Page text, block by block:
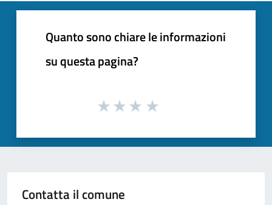
Quanto sono chiare le informazioni
su questa pagina?
Contatta il comune